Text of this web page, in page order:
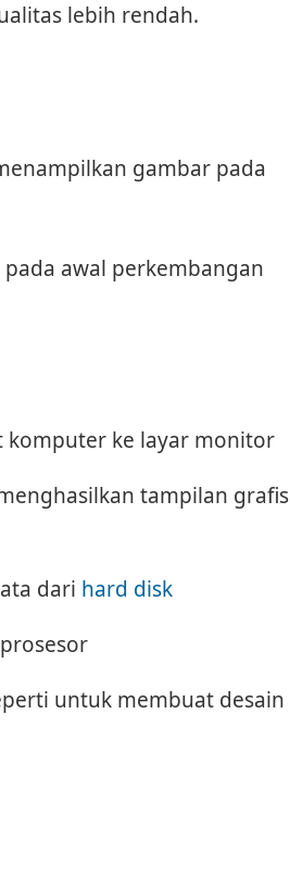
lebih rendah.
gambar pada
awal perkembangan
ke layar monitor
tampilan grafis
dari hard disk
untuk membuat desain